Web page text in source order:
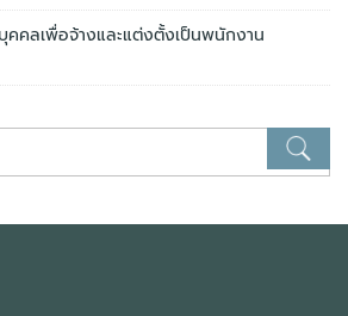
คคลเพื่อจ้างและแต่งตั้งเป็นพนักงาน